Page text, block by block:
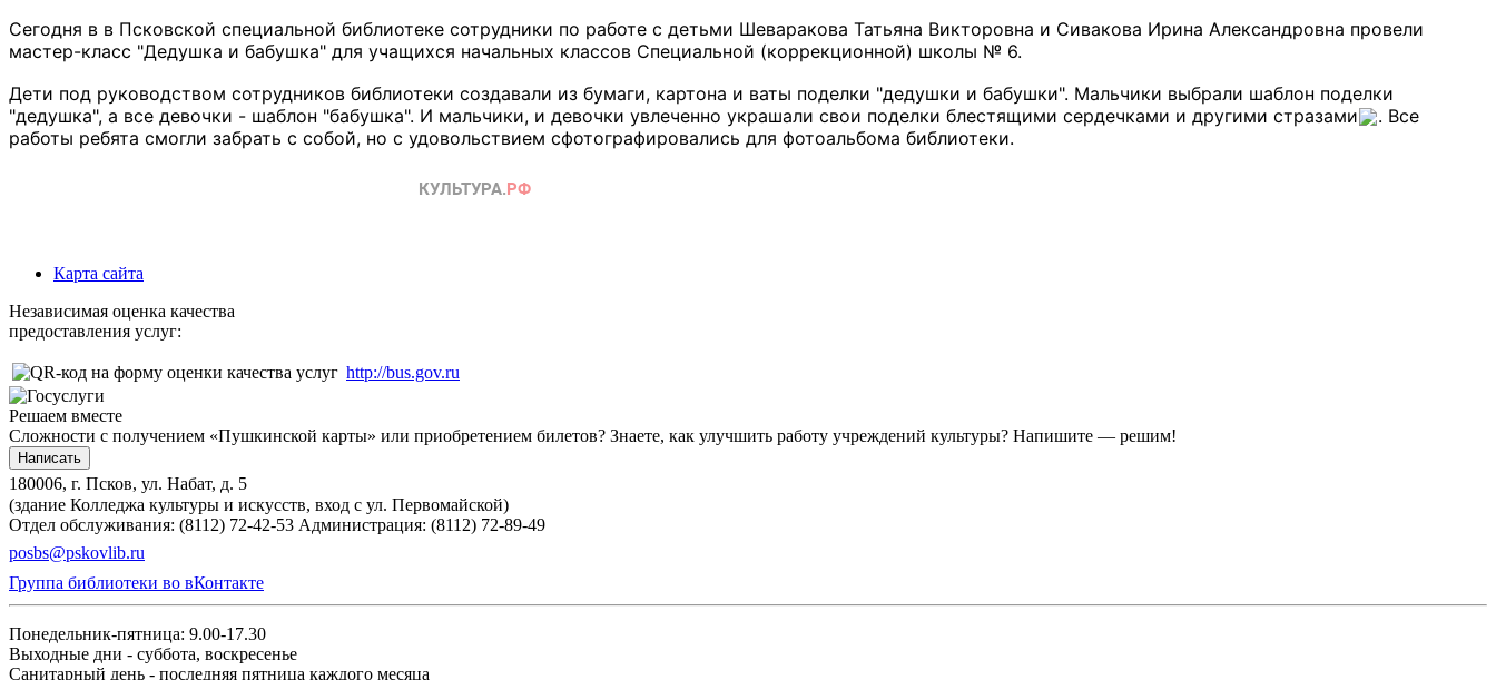
Сегодня в в Псковской специальной библиотеке сотрудники по работе с детьми Шеваракова Татьяна Викторовна и Сивакова Ирина Александровна провели
мастер-класс "Дедушка и бабушка" для учащихся начальных классов Специальной (коррекционной) школы № 6.
Дети под руководством сотрудников библиотеки создавали из бумаги, картона и ваты поделки "дедушки и бабушки". Мальчики выбрали шаблон поделки
"дедушка", а все девочки - шаблон "бабушка". И мальчики, и девочки увлеченно украшали свои поделки блестящими сердечками и другими стразами
. Все
работы ребята смогли забрать с собой, но с удовольствием сфотографировались для фотоальбома библиотеки.
Карта сайта
Независимая оценка качества
предоставления услуг:
http://bus.gov.ru
Решаем вместе
Сложности с получением «Пушкинской карты» или приобретением билетов? Знаете, как улучшить работу учреждений культуры? Напишите — решим!
Написать
180006, г. Псков, ул. Набат, д. 5
(здание Колледжа культуры и искусств, вход с ул. Первомайской)
Отдел обслуживания: (8112) 72-42-53 Администрация: (8112) 72-89-49
posbs@pskovlib.ru
Группа библиотеки во вКонтакте
Понедельник-пятница: 9.00-17.30
Выходные дни - суббота, воскресенье
Санитарный день - последняя пятница каждого месяца